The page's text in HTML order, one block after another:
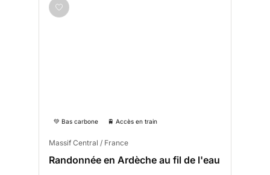
💚 Bas carbone 🚆 Accès en train
Massif Central / France
Randonnée en Ardèche au fil de l'eau